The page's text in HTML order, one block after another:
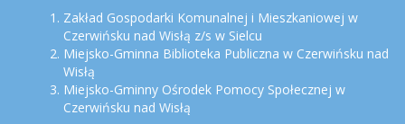
Zakład Gospodarki Komunalnej i Mieszkaniowej w
Czerwińsku nad Wisłą z/s w Sielcu
Miejsko-Gminna Biblioteka Publiczna w Czerwińsku nad
Wisłą
Miejsko-Gminny Ośrodek Pomocy Społecznej w
Czerwińsku nad Wisłą